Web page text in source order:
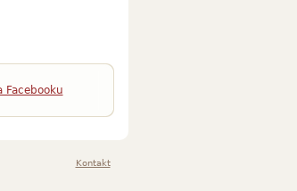
Facebooku
Kontakt